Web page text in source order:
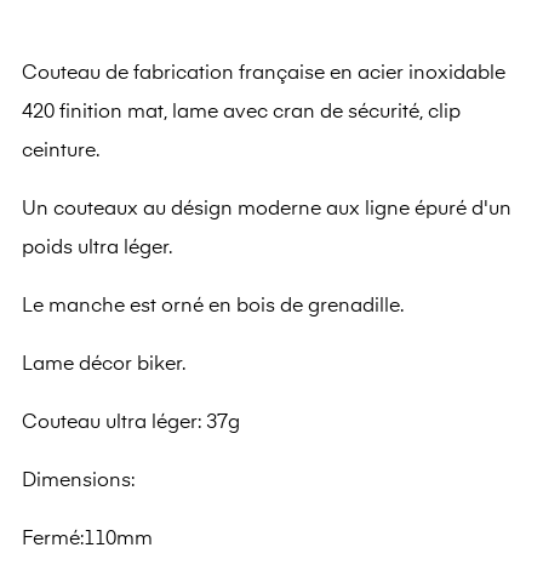
Couteau de fabrication française en acier inoxidable
420 finition mat, lame avec cran de sécurité, clip
ceinture.
Un couteaux au désign moderne aux ligne épuré d'un
poids ultra léger.
Le manche est orné en bois de grenadille.
Lame décor biker.
Couteau ultra léger: 37g
Dimensions:
Fermé:110mm